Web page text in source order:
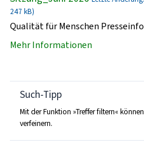
247 kB)
Qualität für Menschen
Mehr Informationen
Such-Tipp
Mit der Funktion »Treffer filtern«
verfeinern.